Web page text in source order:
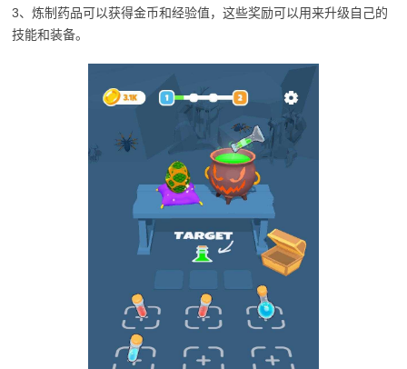
3、炼制药品可以获得金币和经验值，这些奖励可以用来升级自己的
技能和装备。